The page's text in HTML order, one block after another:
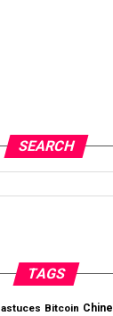
SEARCH
TAGS
astuces Bitcoin Chine